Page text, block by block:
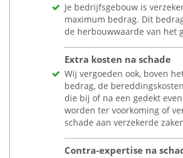
Je bedrijfsgebouw is
maximum bedrag. Dit
de herbouwwaarde van het
Extra kosten na schade
Wij vergoeden ook, boven
bedrag, de
die bij of na een gedekt
worden ter voorkoming of
schade aan verzekerde
Contra-expertise na